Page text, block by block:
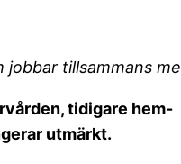
jobbar tillsammans
tidigare
utmärkt.